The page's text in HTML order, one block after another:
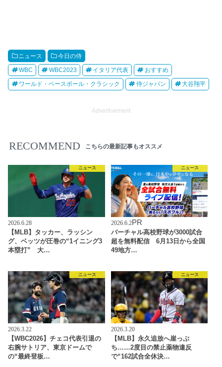
ニュース 今日の侍
WBC WBC2023 イタリア代表 おすすめ
ワールド・ベースボール・クラシック 侍ジャパン 大谷翔平
Advertisement
RECOMMEND こちらの最新記事もオススメ
ニュース
2026.6.28
【MLB】タッカー、ラッシン
グ、ベッツが圧巻の“1イニング3
本塁打” 大…
ニュース
2026.6.2PR
バーチャル高校野球が3000試合
超を無料配信 6月13日から全国
49地方…
ニュース
2026.3.22
【WBC2026】チェコ代表引退の
右腕サトリア、東京ドームで
の“最終登板…
ニュース
2026.3.20
【MLB】永久追放へ崖っぷ
ち……2度目の禁止薬物違反
で“162試合全休決…